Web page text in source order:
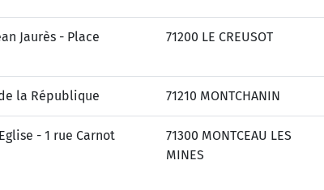
Jaurès - Place
71200 LE CREUSOT
la République 71210 MONTCHANIN
- 1 rue Carnot
71300 MONTCEAU LES
MINES